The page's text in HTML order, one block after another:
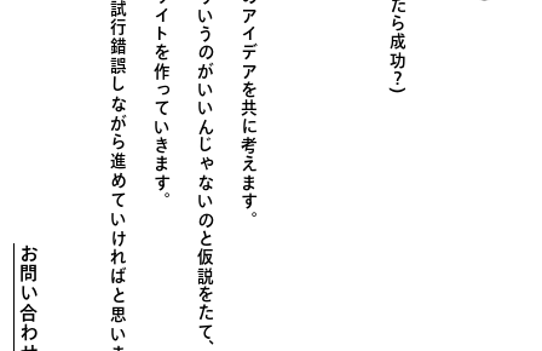
?
)
サイトのアイデアを共に考えます。
こういうのがいいんじゃないのと仮説をたて、
サイトを作っていきます。
試
行
錯
誤
し
な
が
ら
進
め
て
い
け
れ
ば
と
思
い
ま
お問い合わせ